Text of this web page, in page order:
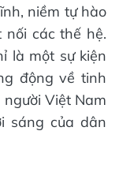
niềm tự hào
các thế hệ.
là một sự kiện
động về tinh
Việt Nam
sáng của dân